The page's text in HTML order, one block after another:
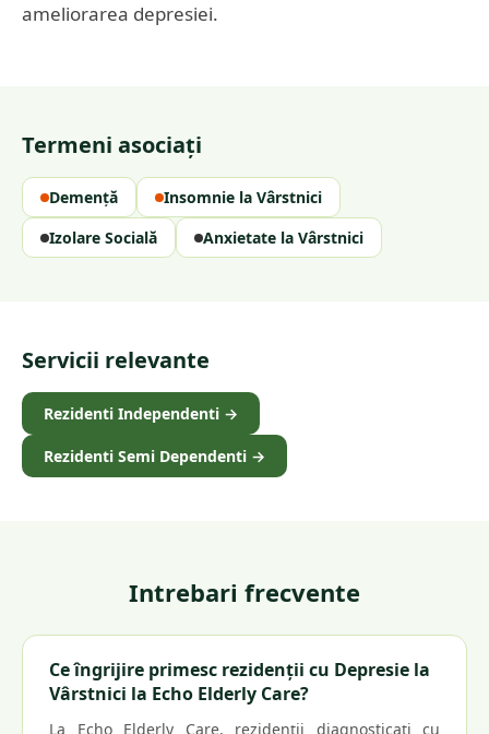
ameliorarea depresiei.
Termeni asociați
Demență
Insomnie la Vârstnici
Izolare Socială
Anxietate la Vârstnici
Servicii relevante
Rezidenti Independenti →
Rezidenti Semi Dependenti →
Intrebari frecvente
Ce îngrijire primesc rezidenții cu Depresie la
Vârstnici la Echo Elderly Care?
La Echo Elderly Care, rezidenții diagnosticați cu